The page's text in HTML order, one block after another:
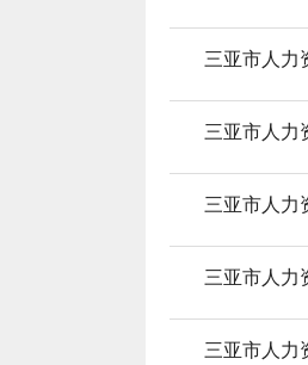
三亚市人力
三亚市人力
三亚市人力
三亚市人力
三亚市人力